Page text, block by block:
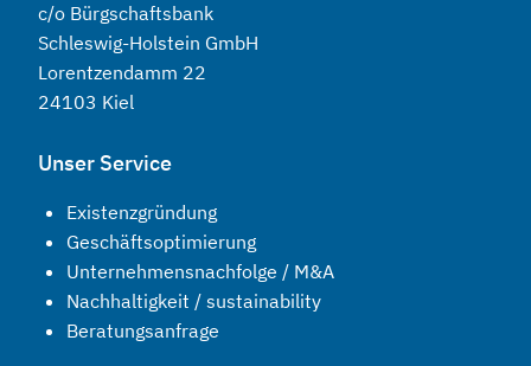
c/o Bürgschaftsbank
Schleswig-Holstein GmbH
Lorentzendamm 22
24103 Kiel
Unser Service
Existenzgründung
Geschäftsoptimierung
Unternehmensnachfolge / M&A
Nachhaltigkeit / sustainability
Beratungsanfrage